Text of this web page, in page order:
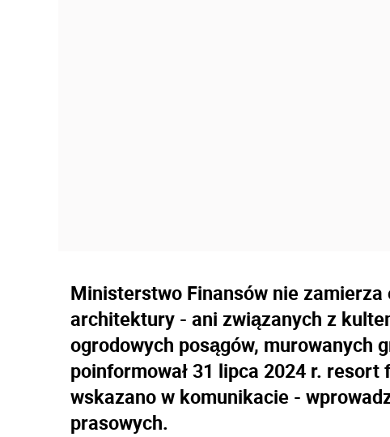
Ministerstwo Finansów nie
architektury - ani związanych z
ogrodowych posągów, murowanych
poinformował 31 lipca 2024 r.
wskazano w komunikacie -
prasowych.